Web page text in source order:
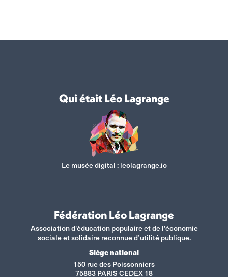
Qui était Léo Lagrange
Le musée digital : leolagrange.io
Fédération Léo Lagrange
Association d'éducation populaire et de l'économie
sociale et solidaire reconnue d’utilité publique.
Siège national
150 rue des Poissonniers
75883 PARIS CEDEX 18